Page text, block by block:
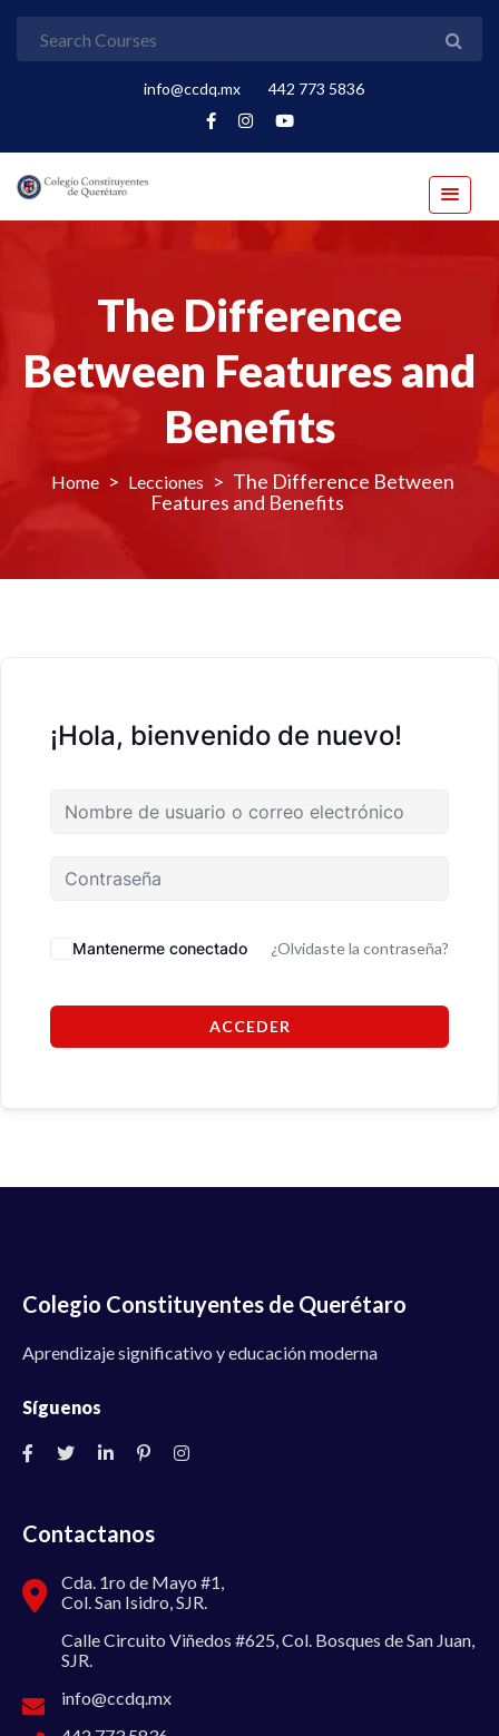
info@ccdq.mx 442 773 5836
The Difference
Between Features and
Benefits
> Lecciones > The Difference Between
Features and Benefits
¡Hola, bienvenido de nuevo!
Mantenerme conectado ¿Olvidaste la contraseña?
ACCEDER
Colegio Constituyentes de Querétaro
Aprendizaje significativo y educación moderna
Síguenos
Contactanos
Cda. 1ro de Mayo #1,
Col. San Isidro, SJR.
Calle Circuito Viñedos #625, Col. Bosques de San Juan,
SJR.
info@ccdq.mx